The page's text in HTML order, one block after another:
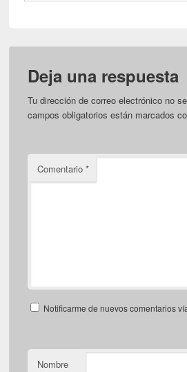
Deja una respuesta
Tu dirección de correo electrónico no
campos obligatorios están marcados
Comentario*
Notificarme de nuevos comentarios
Nombre